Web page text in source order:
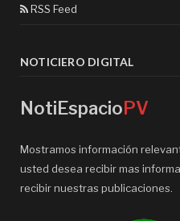
RSS Feed
NOTICIERO DIGITAL
NotiEspacioPV
Mostramos información
usted desea recibir mas
recibir nuestras publicaciones.